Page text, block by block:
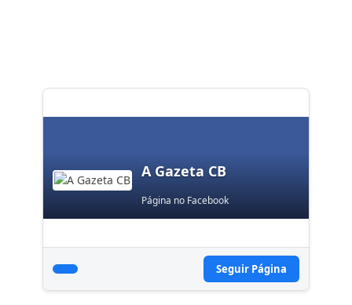
A Gazeta CB
Página no Facebook
Seguir Página